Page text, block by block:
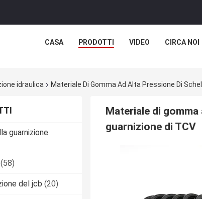
CASA PRODOTTI VIDEO CIRCA NOI
idraulica Materiale Di Gomma Ad Alta Pressione Di
guarnizione
(58)
del jcb (20)
Materiale di
guarnizione di TCV